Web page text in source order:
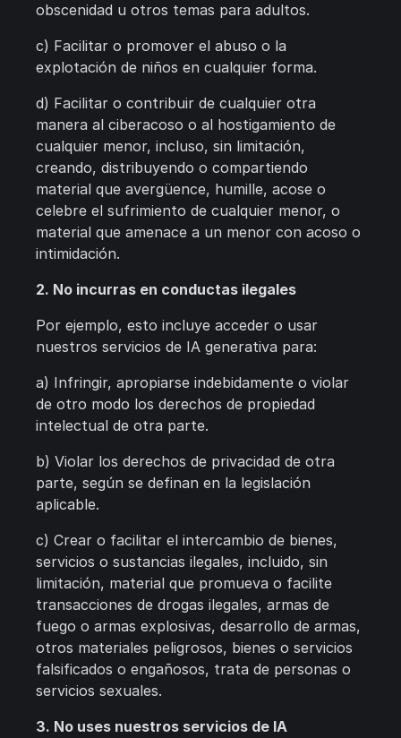
obscenidad u otros temas para adultos.
c) Facilitar o promover el abuso o la
explotación de niños en cualquier forma.
d) Facilitar o contribuir de cualquier otra
manera al ciberacoso o al hostigamiento de
cualquier menor, incluso, sin limitación,
creando, distribuyendo o compartiendo
material que avergüence, humille, acose o
celebre el sufrimiento de cualquier menor, o
material que amenace a un menor con acoso o
intimidación.
2. No incurras en conductas ilegales
Por ejemplo, esto incluye acceder o usar
nuestros servicios de IA generativa para:
a) Infringir, apropiarse indebidamente o violar
de otro modo los derechos de propiedad
intelectual de otra parte.
b) Violar los derechos de privacidad de otra
parte, según se definan en la legislación
aplicable.
c) Crear o facilitar el intercambio de bienes,
servicios o sustancias ilegales, incluido, sin
limitación, material que promueva o facilite
transacciones de drogas ilegales, armas de
fuego o armas explosivas, desarrollo de armas,
otros materiales peligrosos, bienes o servicios
falsificados o engañosos, trata de personas o
servicios sexuales.
3. No uses nuestros servicios de IA